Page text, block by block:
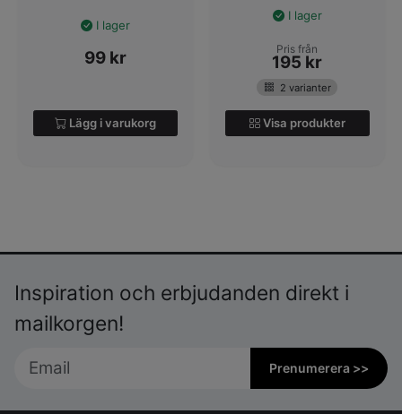
I lager
99 kr
Lägg i varukorg
I lager
Pris från
195 kr
2 varianter
Visa produkter
Inspiration och erbjudanden direkt i
mailkorgen!
Prenumerera >>